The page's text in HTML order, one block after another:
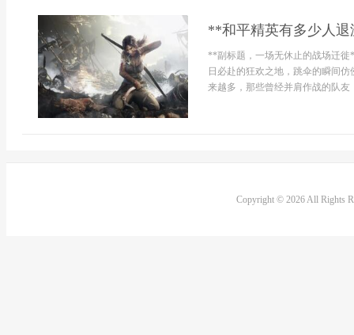
**和平精英有多少人
**副标题，一场无休止的战场迁
日必赴的狂欢之地，跳伞的瞬间
来越多，那些曾经并肩作战的队友
Copyright © 2026 All Rights